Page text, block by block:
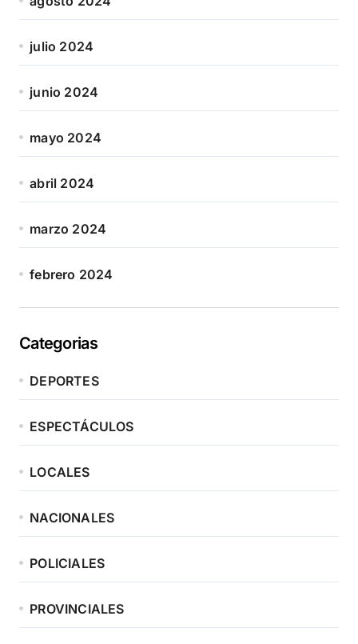
julio 2024
junio 2024
mayo 2024
abril 2024
marzo 2024
febrero 2024
Categorias
DEPORTES
ESPECTÁCULOS
LOCALES
NACIONALES
POLICIALES
PROVINCIALES